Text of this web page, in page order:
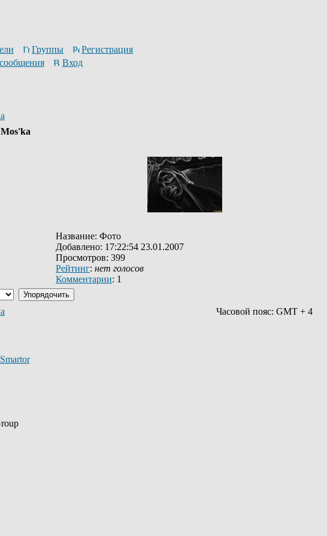
Группы
Регистрация
Вход
Название: Фото
Добавлено: 17:22:54 23.01.2007
Просмотров: 399
Рейтинг: нет голосов
Комментарии: 1
Часовой пояс: GMT + 4
Smartor